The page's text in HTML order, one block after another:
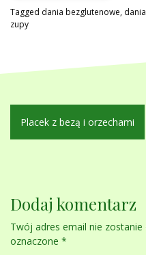
Tagged dania bezglutenowe,
zupy
Nawigacja
wpisu
Placek z bezą i orzechami
Dodaj komentarz
Twój adres email nie zostanie
oznaczone *